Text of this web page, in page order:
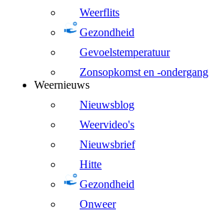
Weerflits
Gezondheid
Gevoelstemperatuur
Zonsopkomst en -ondergang
Weernieuws
Nieuwsblog
Weervideo's
Nieuwsbrief
Hitte
Gezondheid
Onweer